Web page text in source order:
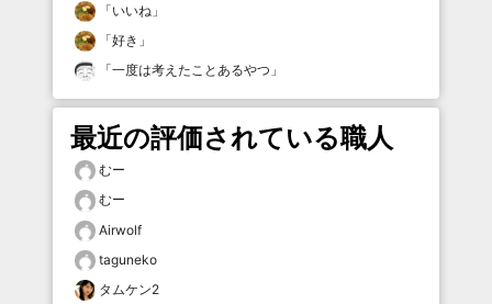
「いいね 」
「好き 」
「一度は考えたことあるやつ 」
最近の評価されている職人
むー
むー
Airwolf
taguneko
タムケン2